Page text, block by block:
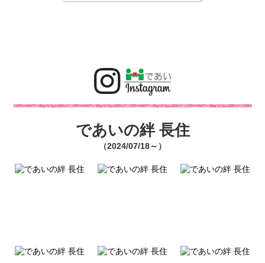
であいの絆 長住
（2024/07/18～）